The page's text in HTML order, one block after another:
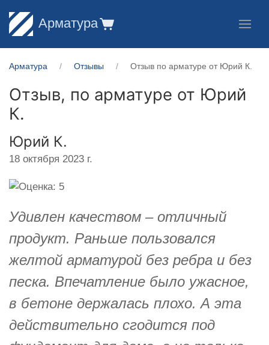
Арматура
Арматура Отзывы Отзыв по арматуре от Юрий К.
Отзыв, по арматуре от Юрий
К.
Юрий К.
18 октября 2023 г.
Удивлен качеством – отличный
продукт. Раньше пользовался
желтой арматурой без ребра и без
песка. Впечатление было ужасное,
в бетоне держалась плохо. А эта
действительно сгодится под